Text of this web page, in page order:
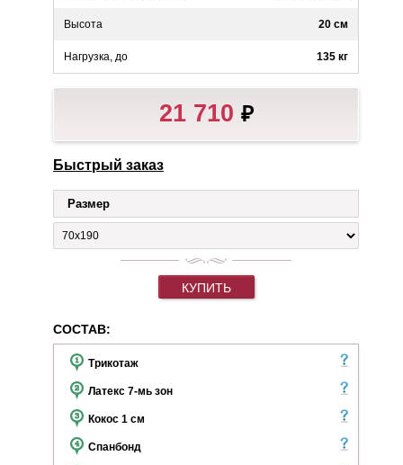
Высота 20 см
Нагрузка, до 135 кг
21 710 ₽
Быстрый заказ
Размер
КУПИТЬ
СОСТАВ:
Трикотаж
Латекс 7-мь зон
Кокос 1 см
Спанбонд